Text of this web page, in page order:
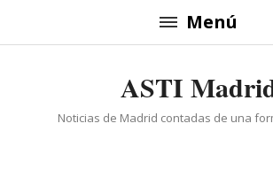
al
Menú
ASTI
Noticias de Madrid contadas de una